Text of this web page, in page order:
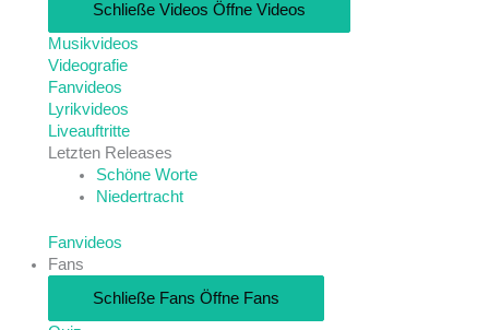
Schließe Videos Öffne Videos
Musikvideos
Videografie
Fanvideos
Lyrikvideos
Liveauftritte
Letzten Releases
Schöne Worte
Niedertracht
Fanvideos
Fans
Schließe Fans Öffne Fans